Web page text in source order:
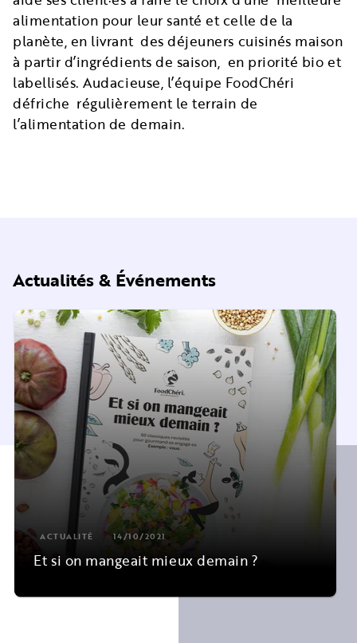
alimentation pour leur santé et celle de la
planète, en livrant des déjeuners cuisinés maison
à partir d’ingrédients de saison, en priorité bio et
labellisés. Audacieuse, l’équipe FoodChéri
défriche régulièrement le terrain de
l’alimentation de demain.
Actualités & Événements
ACTUALITÉ 14/10/2021
Et si on mangeait mieux demain ?